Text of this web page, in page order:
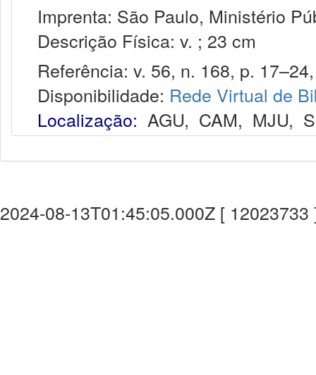
Imprenta: São Paulo, Ministério
Descrição Física: v. ; 23 cm
Referência: v. 56, n. 168, p.
Disponibilidade: Rede Virtual de
Localização: AGU, CAM, MJU,
2024-08-13T01:45:05.000Z [ 12023733